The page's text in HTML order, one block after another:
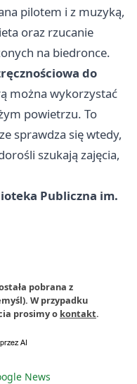
pilotem i z muzyką,
oraz rzucanie
na biedronce.
do
można wykorzystać
powietrzu. To
sprawdza się wtedy,
szukają zajęcia,
Publiczna im.
pobrana z
W przypadku
prosimy o kontakt.
News